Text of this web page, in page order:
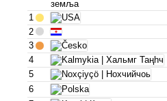
земља
1
2
3
4
5
6